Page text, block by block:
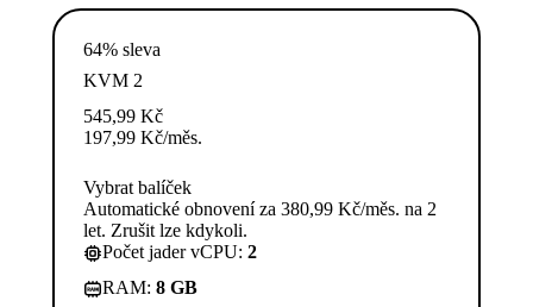
64% sleva
KVM 2
545,99 Kč
197,99 Kč/měs.
Vybrat balíček
Automatické obnovení za 380,99 Kč/měs. na 2
let. Zrušit lze kdykoli.
Počet jader vCPU: 2
RAM: 8 GB